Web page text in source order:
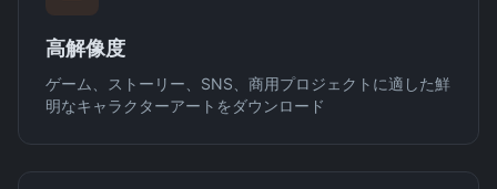
高解像度
ゲーム、ストーリー、SNS、商用プロジェクトに適した鮮
明なキャラクターアートをダウンロード